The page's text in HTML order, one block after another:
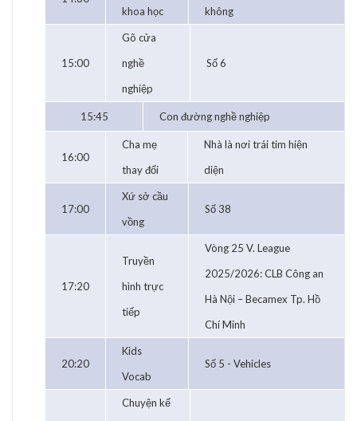
khoa học
không
15:00
Gõ cửa
nghề
nghiệp
Số 6
15:45 Con đường nghề nghiệp
16:00
Cha mẹ
thay đổi
Nhà là nơi trái tim hiện
diện
17:00
Xứ sở cầu
vồng
Số 38
17:20
Truyền
hình trực
tiếp
Vòng 25 V. League
2025/2026: CLB Công an
Hà Nội – Becamex Tp. Hồ
Chí Minh
20:20
Kids
Vocab
Số 5 - Vehicles
Chuyện kể